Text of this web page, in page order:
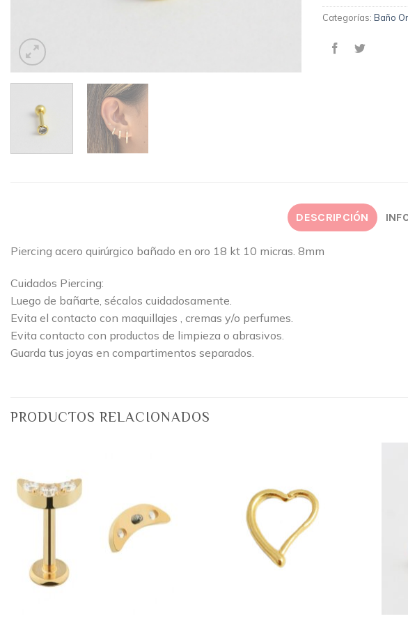
Categorías: Baño
DESCRIPCIÓN
Piercing acero quirúrgico bañado en oro 18 kt 10 micras. 8mm
Cuidados Piercing:
Luego de bañarte, sécalos cuidadosamente.
Evita el contacto con maquillajes , cremas y/o perfumes.
Evita contacto con productos de limpieza o abrasivos.
Guarda tus joyas en compartimentos separados.
PRODUCTOS RELACIONADOS
de
deseos